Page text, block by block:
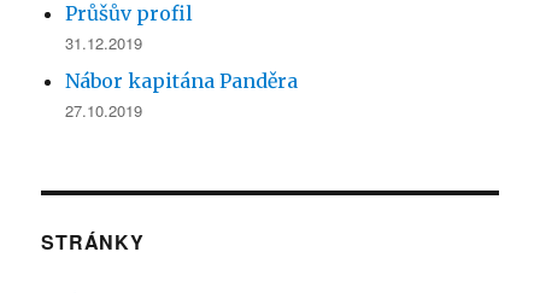
Průšův profil
31.12.2019
Nábor kapitána Panděra
27.10.2019
STRÁNKY